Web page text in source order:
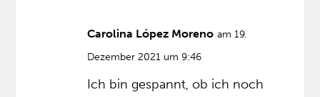
Carolina López Moreno am 19.
Dezember 2021 um 9:46
Ich bin gespannt, ob ich noch